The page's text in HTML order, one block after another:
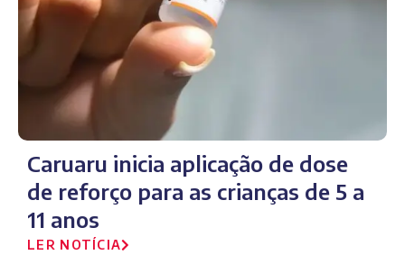
Caruaru inicia aplicação de dose
de reforço para as crianças de 5 a
11 anos
LER NOTÍCIA